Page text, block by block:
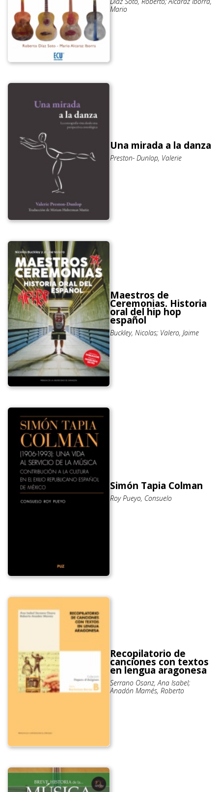
Mario
Una mirada a la danza
Preston- Dunlop, Valerie
Maestros de
Ceremonias. Historia
oral del hip hop
español
Buckley, Nicolas; Valero, Jaime
Simón Tapia Colman
Roy Pueyo, Consuelo
Recopilatorio de
canciones con textos
en lengua aragonesa
Serrano Osanz, Ana Isabel;
Anadón Mamés, Roberto